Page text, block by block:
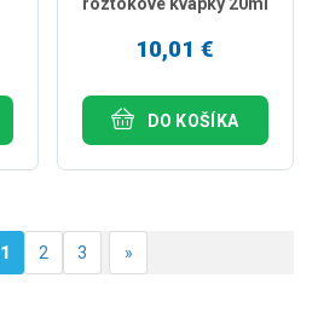
10,01 €
DO KOŠÍKA
1 2 3 »